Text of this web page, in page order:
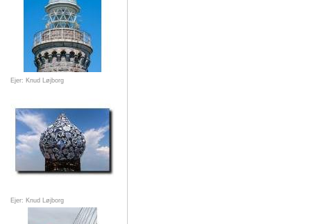
Ejer: Knud Løjborg
Ejer: Knud Løjborg